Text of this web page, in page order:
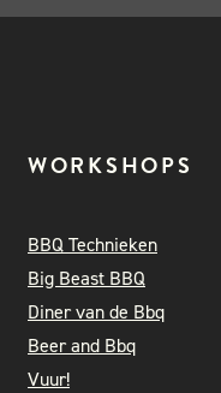
WORKSHOPS
BBQ Technieken
Big Beast BBQ
Diner van de Bbq
Beer and Bbq
Vuur!